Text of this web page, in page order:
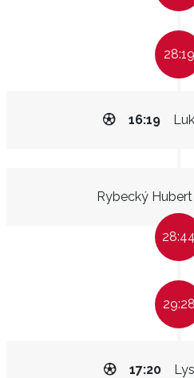
28:19
16:19
Rybecký Hubert
28:44
29:28
17:20